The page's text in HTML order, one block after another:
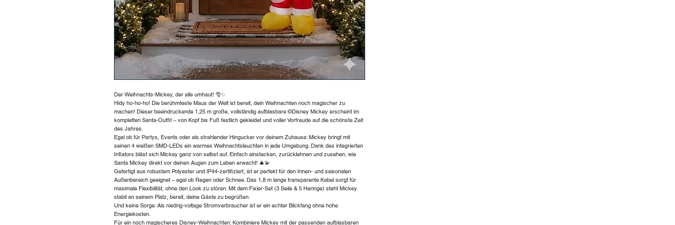
Der Weihnachts-Mickey, der alle umhaut! 🎅✨
Hidy ho-ho-ho! Die berühmteste Maus der Welt ist bereit, dein Weihnachten noch magischer zu
machen! Dieser beeindruckende 1,25 m große, vollständig aufblasbare ©Disney Mickey erscheint im
kompletten Santa-Outfit – von Kopf bis Fuß festlich gekleidet und voller Vorfreude auf die schönste Zeit
des Jahres.
Egal ob für Partys, Events oder als strahlender Hingucker vor deinem Zuhause: Mickey bringt mit
seinen 4 weißen SMD-LEDs ein warmes Weihnachtsleuchten in jede Umgebung. Dank des integrierten
Inflators bläst sich Mickey ganz von selbst auf. Einfach einstecken, zurücklehnen und zusehen, wie
Santa Mickey direkt vor deinen Augen zum Leben erwacht! 🎄💫
Gefertigt aus robustem Polyester und IP44-zertifiziert, ist er perfekt für den Innen- und saisonalen
Außenbereich geeignet – egal ob Regen oder Schnee. Das 1,8 m lange transparente Kabel sorgt für
maximale Flexibilität, ohne den Look zu stören. Mit dem Fixier-Set (3 Seile & 5 Heringe) steht Mickey
stabil an seinem Platz, bereit, deine Gäste zu begrüßen.
Und keine Sorge: Als niedrig-voltage Stromverbraucher ist er ein echter Blickfang ohne hohe
Energiekosten.
Für ein noch magischeres Disney-Weihnachten: Kombiniere Mickey mit der passenden aufblasbaren